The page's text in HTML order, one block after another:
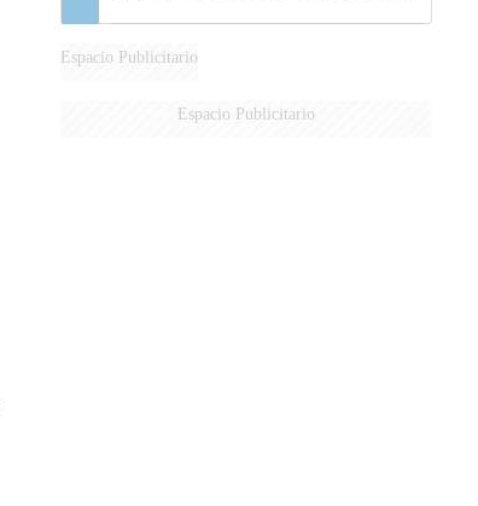
Espacio Publicitario
Espacio Publicitario